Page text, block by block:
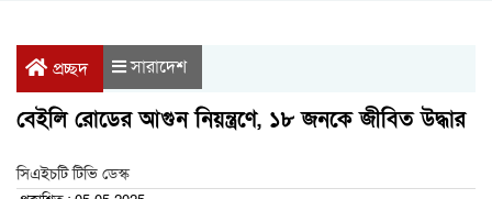
প্রচ্ছদ সারাদেশ
বেইলি রোডের আগুন নিয়ন্ত্রণে, ১৮ জনকে জীবিত উদ্ধার
সিএইচটি টিভি ডেস্ক